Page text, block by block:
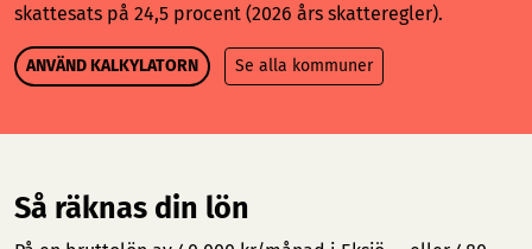
skattesats på 24,5 procent (2026 års skatteregler).
ANVÄND KALKYLATORN Se alla kommuner
Så räknas din lön